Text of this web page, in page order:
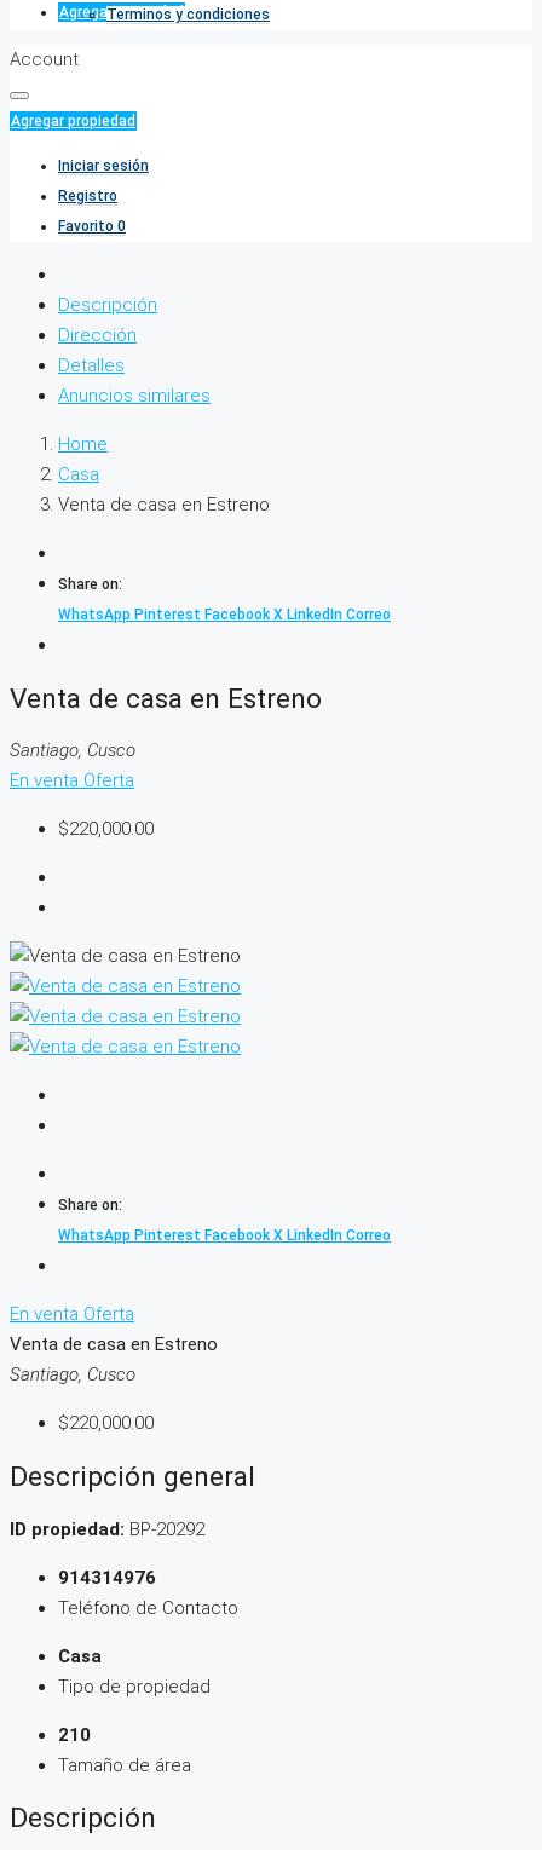
Agregar propiedad
Terminos y condiciones
Account
Agregar propiedad
Iniciar sesión
Registro
Favorito 0
Descripción
Dirección
Detalles
Anuncios similares
Home
Casa
Venta de casa en Estreno
Share on:
WhatsApp Pinterest Facebook X LinkedIn Correo
Venta de casa en Estreno
Santiago, Cusco
En venta Oferta
$220,000.00
Share on:
WhatsApp Pinterest Facebook X LinkedIn Correo
En venta Oferta
Venta de casa en Estreno
Santiago, Cusco
$220,000.00
Descripción general
ID propiedad: BP-20292
914314976
Teléfono de Contacto
Casa
Tipo de propiedad
210
Tamaño de área
Descripción